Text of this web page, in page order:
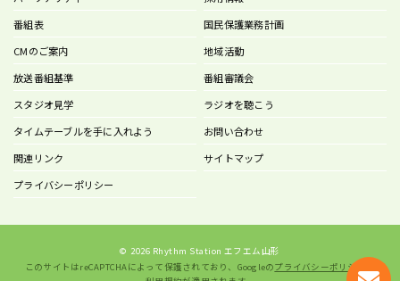
番組表
CMのご案内
国民保護業務計画
地域活動
放送番組基準
番組審議会
スタジオ見学
ラジオを聴こう
タイムテーブルを手に入れよう
お問い合わせ
関連リンク
サイトマップ
プライバシーポリシー
© 2026 Rhythm Station エフエム山形
このサイトはreCAPTCHAによって保護されており、Googleのプライバシーポリシー